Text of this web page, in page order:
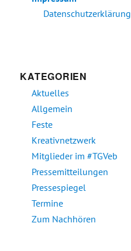
Datenschutzerklärung
KATEGORIEN
Aktuelles
Allgemein
Feste
Kreativnetzwerk
Mitglieder im #TGVeb
Pressemitteilungen
Pressespiegel
Termine
Zum Nachhören